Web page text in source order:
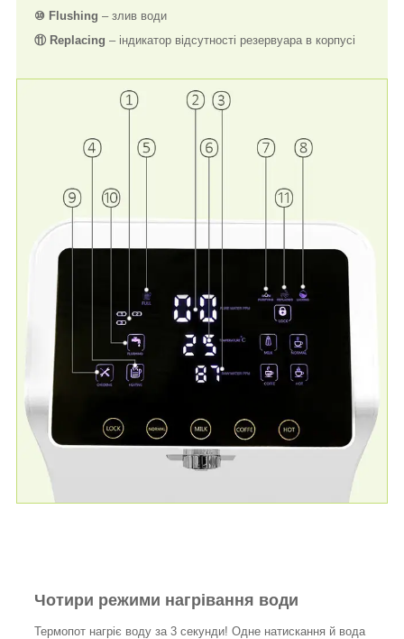
⑩ Flushing – злив води
⑪ Replacing – індикатор відсутності резервуара в корпусі
Чотири режими нагрівання води
Термопот нагріє воду за 3 секунди! Одне натискання й вода